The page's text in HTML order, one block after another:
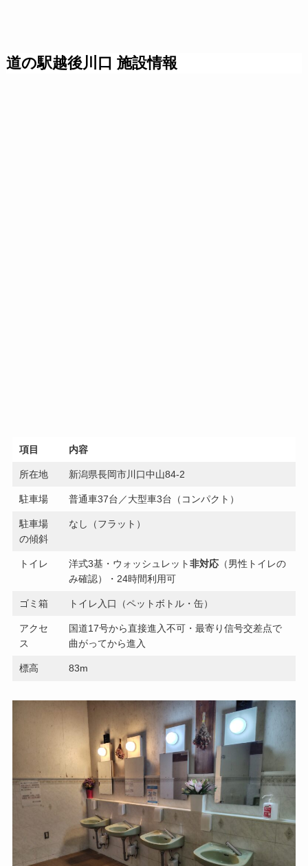
道の駅越後川口 施設情報
項目 内容
所在地 新潟県長岡市川口中山84-2
駐車場 普通車37台／大型車3台（コンパクト）
駐車場
の傾斜
なし（フラット）
トイレ 洋式3基・ウォッシュレット非対応 （男性トイレの
み確認）・24時間利用可
ゴミ箱 トイレ入口（ペットボトル・缶）
アクセ
ス
国道17号から直接進入不可・最寄り信号交差点で
曲がってから進入
標高 83m